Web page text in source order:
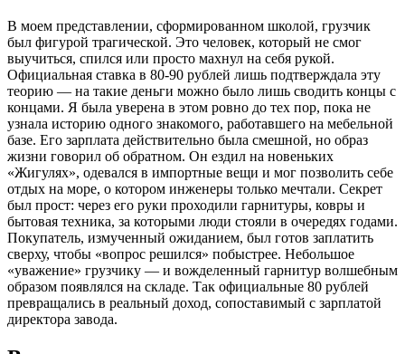
В моем представлении, сформированном школой, грузчик
был фигурой трагической. Это человек, который не смог
выучиться, спился или просто махнул на себя рукой.
Официальная ставка в 80-90 рублей лишь подтверждала эту
теорию — на такие деньги можно было лишь сводить концы с
концами. Я была уверена в этом ровно до тех пор, пока не
узнала историю одного знакомого, работавшего на мебельной
базе. Его зарплата действительно была смешной, но образ
жизни говорил об обратном. Он ездил на новеньких
«Жигулях», одевался в импортные вещи и мог позволить себе
отдых на море, о котором инженеры только мечтали. Секрет
был прост: через его руки проходили гарнитуры, ковры и
бытовая техника, за которыми люди стояли в очередях годами.
Покупатель, измученный ожиданием, был готов заплатить
сверху, чтобы «вопрос решился» побыстрее. Небольшое
«уважение» грузчику — и вожделенный гарнитур волшебным
образом появлялся на складе. Так официальные 80 рублей
превращались в реальный доход, сопоставимый с зарплатой
директора завода.